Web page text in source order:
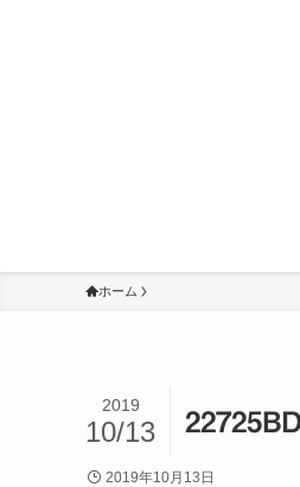
ホーム
2019
10/13
2019年10月13日